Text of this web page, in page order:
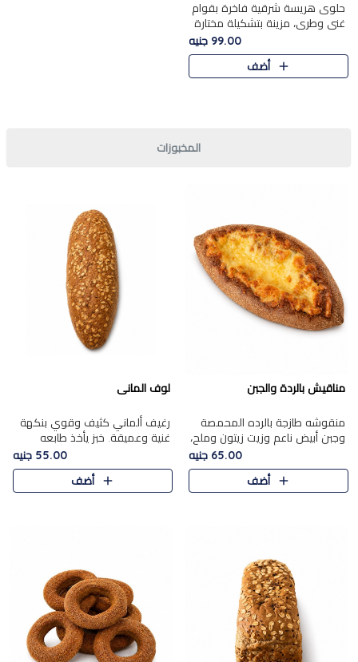
حلوى هريسة شرقية فاخرة بقوام
غني وطري، مزينة بتشكيلة مختارة
من المكسرات الفاخرة التي تضيف
قرمشة مميزة ونكهة غنية في كل
قطعة. تجمع بين المذاق..
99.00 جنيه
أضف
المخبوزات
مناقيش بالردة والجبن
منقوشه طازجة بالرده المحمصة
وجبن أبيض ناعم وزيت زيتون وملح،
مباشرة من الفرن.الرده مع نعومة
الجبن فوق عجينة طازجة.
65.00 جنيه
أضف
لوف المانى
رغيف ألماني كثيف وقوي بنكهة
غنية وعميقة. خبز يأخذ طابعه
55.00 جنيه
أضف